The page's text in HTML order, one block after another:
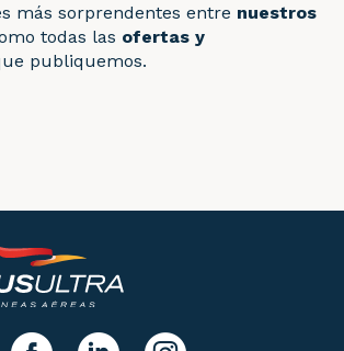
más sorprendentes entre nuestros
todas las ofertas y
publiquemos.